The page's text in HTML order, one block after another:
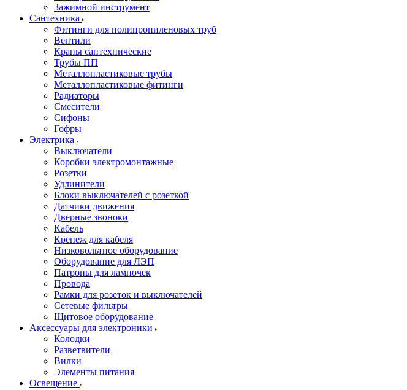
Зажимной инструмент
Сантехника
Фитинги для полипропиленовых труб
Вентили
Краны сантехнические
Трубы ПП
Металлопластиковые трубы
Металлопластиковые фитинги
Радиаторы
Смесители
Сифоны
Гофры
Электрика
Выключатели
Коробки электромонтажные
Розетки
Удлинители
Блоки выключателей с розеткой
Датчики движения
Дверные звоноки
Кабель
Крепеж для кабеля
Низковольтное оборудование
Оборудование для ЛЭП
Патроны для лампочек
Провода
Рамки для розеток и выключателей
Сетевые фильтры
Щитовое оборудование
Аксессуары для электроники
Колодки
Разветвители
Вилки
Элементы питания
Освещение